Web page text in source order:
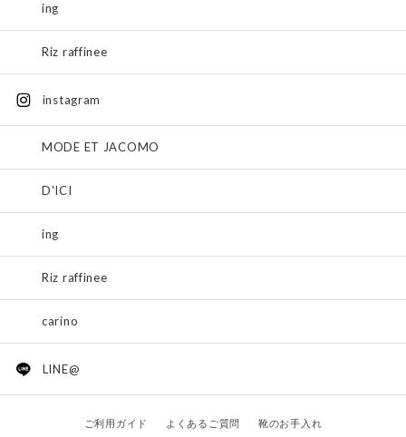
ing
Riz raffinee
instagram
MODE ET JACOMO
D'ICI
ing
Riz raffinee
carino
LINE@
ご利用ガイド よくあるご質問 靴のお手入れ